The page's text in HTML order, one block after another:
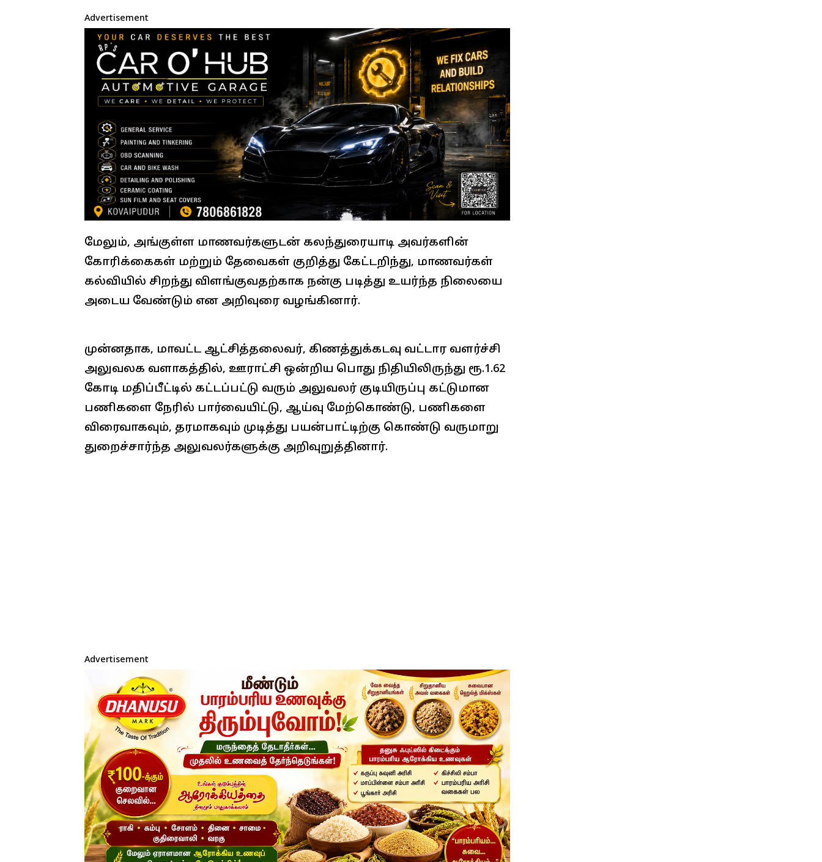
Advertisement
மேலும், அங்குள்ள மாணவர்களுடன் கலந்துரையாடி அவர்களின்
கோரிக்கைகள் மற்றும் தேவைகள் குறித்து கேட்டறிந்து, மாணவர்கள்
கல்வியில் சிறந்து விளங்குவதற்காக நன்கு படித்து உயர்ந்த நிலையை
அடைய வேண்டும் என அறிவுரை வழங்கினார்.
முன்னதாக, மாவட்ட ஆட்சித்தலைவர், கிணத்துக்கடவு வட்டார வளர்ச்சி
அலுவலக வளாகத்தில், ஊராட்சி ஒன்றிய பொது நிதியிலிருந்து ரூ.1.62
கோடி மதிப்பீட்டில் கட்டப்பட்டு வரும் அலுவலர் குடியிருப்பு கட்டுமான
பணிகளை நேரில் பார்வையிட்டு, ஆய்வு மேற்கொண்டு, பணிகளை
விரைவாகவும், தரமாகவும் முடித்து பயன்பாட்டிற்கு கொண்டு வருமாறு
துறைச்சார்ந்த அலுவலர்களுக்கு அறிவுறுத்தினார்.
Advertisement